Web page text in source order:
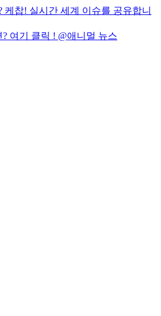
케찹! 실시간 세계 이슈를 공유합니
여기 클릭 ! @애니멀 뉴스